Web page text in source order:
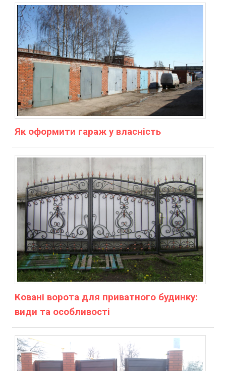
Як оформити гараж у власність
Ковані ворота для приватного будинку:
види та особливості